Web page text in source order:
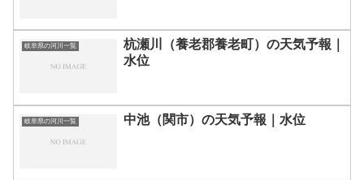
岐阜県の河川一覧
杭瀬川（養老郡養老町）の天気予報｜
水位
岐阜県の河川一覧 中池（関市）の天気予報｜水位